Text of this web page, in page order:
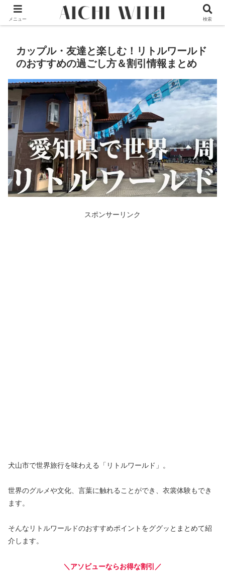
本サイトはプロモーションが含まれています
カップル・友達と楽しむ！リトルワールド
のおすすめの過ごし方＆割引情報まとめ
スポンサーリンク
犬山市で世界旅行を味わえる「リトルワールド」。
世界のグルメや文化、言葉に触れることができ、衣裳体験もでき
ます。
そんなリトルワールドのおすすめポイントをググッとまとめて紹
介します。
＼アソビューならお得な割引／
メニュー 検索